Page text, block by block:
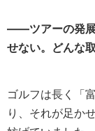
――ツアーの発展
せない。どんな
ゴルフは長く「
り、それが足か